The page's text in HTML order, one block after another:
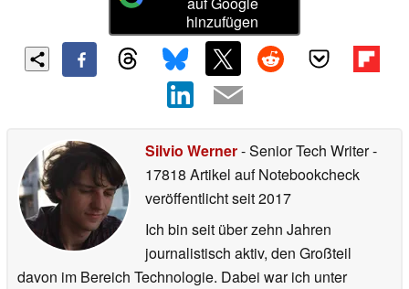
hinzufügen
Silvio Werner- Senior Tech Writer-
17818 Artikel auf Notebookcheck
veröffentlichtseit 2017
Ich bin seit über zehn Jahren
journalistisch aktiv, den Großteil
davon im Bereich Technologie. Dabei war ich unter